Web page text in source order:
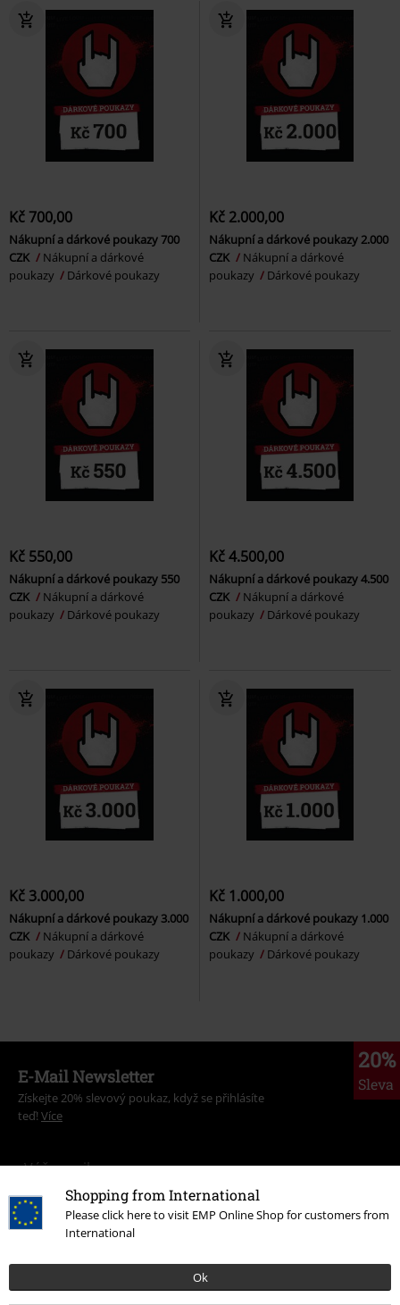
Shopping from International
Please click here to visit EMP Online Shop for customers from
International
Ok
Kč 700,00
Nákupní a dárkové poukazy 700
CZK
Nákupní a dárkové
poukazy
Dárkové poukazy
Kč 2.000,00
Nákupní a dárkové poukazy 2.000
CZK
Nákupní a dárkové
poukazy
Dárkové poukazy
Kč 550,00
Nákupní a dárkové poukazy 550
CZK
Nákupní a dárkové
poukazy
Dárkové poukazy
Kč 4.500,00
Nákupní a dárkové poukazy 4.500
CZK
Nákupní a dárkové
poukazy
Dárkové poukazy
Kč 3.000,00
Nákupní a dárkové poukazy 3.000
CZK
Nákupní a dárkové
poukazy
Dárkové poukazy
Kč 1.000,00
Nákupní a dárkové poukazy 1.000
CZK
Nákupní a dárkové
poukazy
Dárkové poukazy
20%
Sleva
E-Mail Newsletter
Získejte 20% slevový poukaz, když se přihlásíte
teď! Více
Tímto souhlasím se zasíláním EMP Newslettru a souhlasím s tím, že
E.M.P. Merchandising mbH může zpracovávat mé osobní údaje a
budou zpracovány v souladu s ustanovenímiOchrana osobních údajů.
Můj souhlas mohu kdykoliv odvolat na odhlašovací odkaz/link.